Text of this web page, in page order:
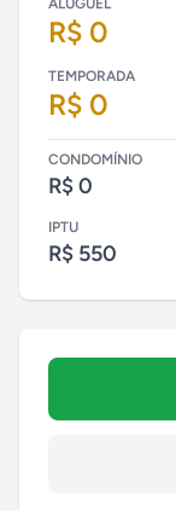
ALUGUEL
R$ 0
TEMPORADA
R$ 0
CONDOMÍNIO
R$ 0
IPTU
R$ 550